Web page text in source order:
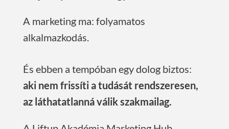
A marketing ma: folyamatos
alkalmazkodás.
És ebben a tempóban egy dolog biztos:
aki nem frissíti a tudását rendszeresen,
az láthatatlanná válik szakmailag.